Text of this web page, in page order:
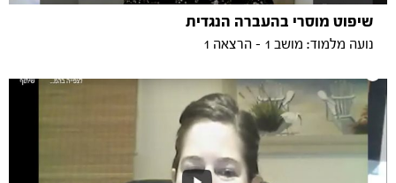
שיפוט מוסרי בהעברה הנגדית
נועה מלמוד: מושב 1 - הרצאה 1